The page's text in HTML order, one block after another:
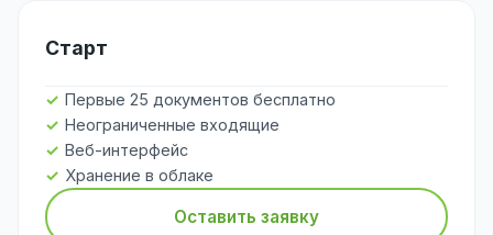
Старт
Первые 25 документов бесплатно
Неограниченные входящие
Веб-интерфейс
Хранение в облаке
Оставить заявку